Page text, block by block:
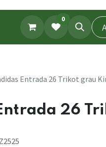
0
Entrada 26 Trikot grau
26